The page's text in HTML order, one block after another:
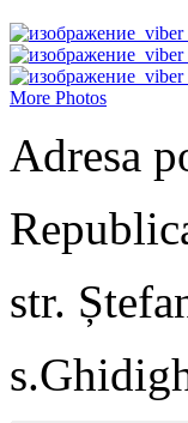
More Photos
Adresa
str.